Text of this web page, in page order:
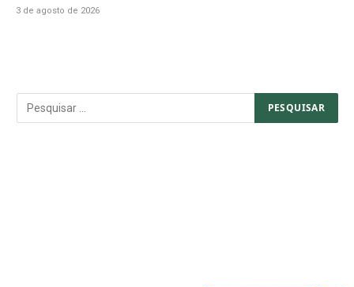
3 de agosto de 2026